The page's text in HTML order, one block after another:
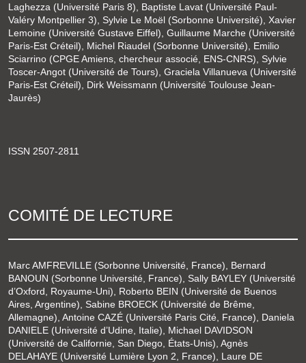
Laghezza (Université Paris 8), Baptiste Lavat (Université Paul-
Valéry Montpellier 3), Sylvie Le Moël (Sorbonne Université), Xavier
Lemoine (Université Gustave Eiffel), Guillaume Marche (Université
Paris-Est Créteil), Michel Riaudel (Sorbonne Université), Emilio
Sciarrino (CPGE Amiens, chercheur associé, ENS-CNRS), Sylvie
Toscer-Angot (Université de Tours), Graciela Villanueva (Université
Paris-Est Créteil), Dirk Weissmann (Université Toulouse Jean-
Jaurès)
ISSN 2507-2811
COMITÉ DE LECTURE
Marc AMFREVILLE (Sorbonne Université, France), Bernard
BANOUN (Sorbonne Université, France), Sally BAYLEY (Université
d’Oxford, Royaume-Uni), Roberto BEIN (Université de Buenos
Aires, Argentine), Sabine BROECK (Université de Brême,
Allemagne), Antoine CAZÉ (Université Paris Cité, France), Daniela
DANIELE (Université d’Udine, Italie), Michael DAVIDSON
(Université de Californie, San Diego, États-Unis), Agnès
DELAHAYE (Université Lumière Lyon 2, France), Laure DE